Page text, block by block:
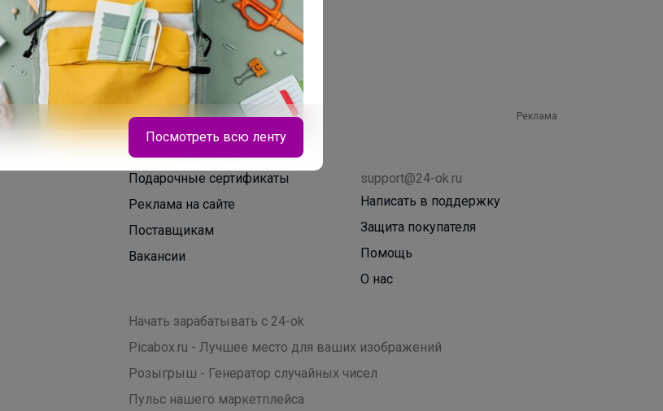
Реклама
Подарочные сертификаты
Реклама на сайте
Поставщикам
Вакансии
support@24-ok.ru
Написать в поддержку
Защита покупателя
Помощь
О нас
Начать зарабатывать с 24-ok
Picabox.ru - Лучшее место для ваших изображений
Розыгрыш - Генератор случайных чисел
Пульс нашего маркетплейса
Посмотреть всю ленту